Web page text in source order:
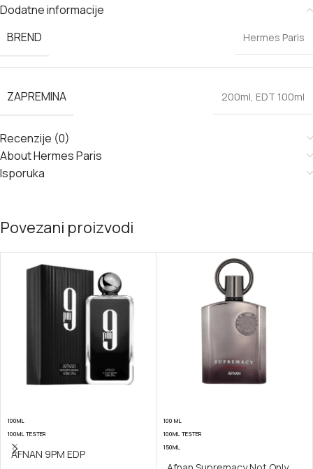
Dodatne informacije
BREND
Hermes Paris
ZAPREMINA 200ml, EDT 100ml
Recenzije (0)
About Hermes Paris
Isporuka
Povezani proizvodi
100ML
100ML TESTER
AFNAN 9PM EDP
100 ML
100ML TESTER
150ML